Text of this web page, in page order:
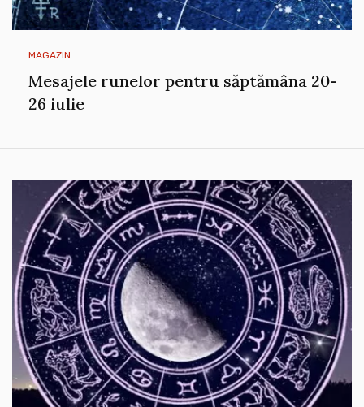
MAGAZIN
Mesajele runelor pentru săptămâna 20-
26 iulie